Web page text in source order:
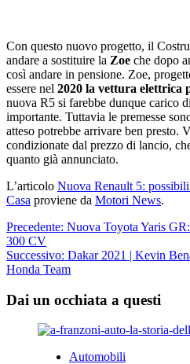
Con questo nuovo progetto, il
andare a sostituire la Zoe che dopo
così andare in pensione. Zoe,
essere nel 2020 la vettura elettrica
nuova R5 si farebbe dunque carico
importante. Tuttavia le premesse
atteso potrebbe arrivare ben presto.
condizionate dal prezzo di lancio,
quanto già annunciato.
L’articolo Nuova Renault 5:
Casa proviene da Motori News.
Navigazione
articolo
Precedente: Nuova Toyota Yaris
300 CV
Successivo: Dakar 2021 | Kevin
Honda Team
Dai un occhiata a questi
Automobili